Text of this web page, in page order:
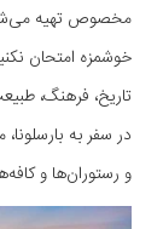
مخصوص تهیه می‌شود
خوشمزه امتحان
تاریخ، فرهنگ،
در سفر به
و رستوران‌ها و